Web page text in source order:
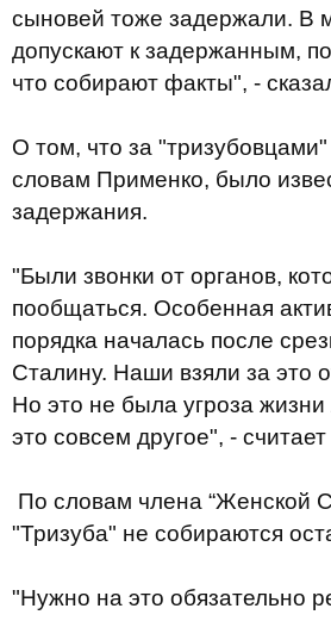
сыновей тоже задержали. В
допускают к задержанным,
что собирают факты", -
О том, что за
словам Применко, было
задержания.
"Были звонки от органов,
пообщаться. Особенная
порядка началась после
Сталину. Наши взяли за это
Но это не была угроза
это совсем другое", -
По словам члена “Женской
"Тризуба" не собираются
"Нужно на это обязательно